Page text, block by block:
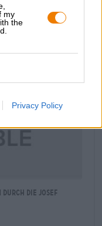
my
the
Privacy Policy
die Josef